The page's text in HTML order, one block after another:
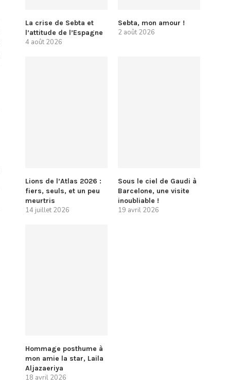
La crise de Sebta et
l’attitude de l’Espagne
4 août 2026
Sebta, mon amour !
2 août 2026
Lions de l’Atlas 2026 :
fiers, seuls, et un peu
meurtris
14 juillet 2026
Sous le ciel de Gaudi à
Barcelone, une visite
inoubliable !
19 avril 2026
Hommage posthume à
mon amie la star, Laila
Aljazaeriya
18 avril 2026